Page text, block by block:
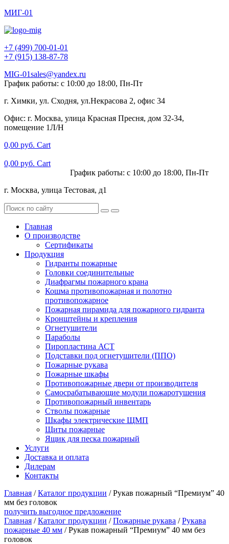
МИГ-01
+7 (499) 700-01-01
+7 (915) 138-87-78
MIG-01sales@yandex.ru
График работы: с 10:00 до 18:00, Пн-Пт
г. Химки, ул. Сходня, ул.Некрасова 2, офис 34
Офис: г. Москва, улица Красная Пресня, дом 32-34,
помещение 1Л/Н
0,00 руб. Cart
0,00 руб. Cart
График работы: с 10:00 до 18:00, Пн-Пт
г. Москва, улица Тестовая, д1
Главная
О производстве
Сертификаты
Продукция
Гидранты пожарные
Головки соединительные
Диафрагмы пожарного крана
Кошма противопожарная и полотно
противопожарное
Пожарная пирамида для пожарного гидранта
Кронштейны и крепления
Огнетушители
Параболы
Пиропластина АСТ
Подставки под огнетушители (ППО)
Пожарные рукава
Пожарные шкафы
Противопожарные двери от производителя
Самосрабатывающие модули пожаротушения
Противопожарный инвентарь
Стволы пожарные
Шкафы электрические ЩМП
Щиты пожарные
Ящик для песка пожарный
Услуги
Доставка и оплата
Дилерам
Контакты
Главная /Каталог продукции /Рукав пожарный “Премиум” 40
мм без головок
получить выгодное предложение
Главная /Каталог продукции /Пожарные рукава /Рукава
пожарные 40 мм / Рукав пожарный “Премиум” 40 мм без
головок